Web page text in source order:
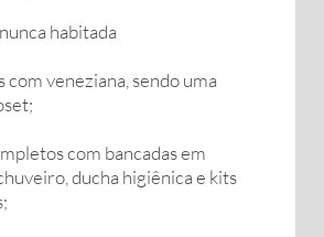
habitada
veneziana, sendo uma
com bancadas em
ducha higiênica e kits